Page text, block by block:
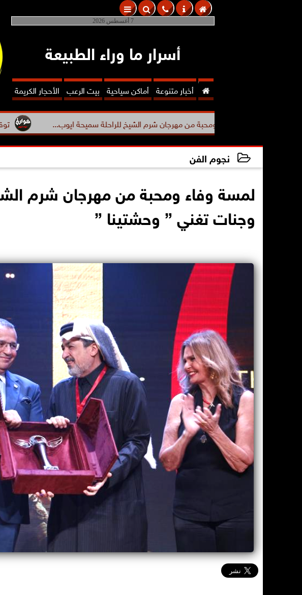
7 أغسطس 2026
أسرار ما وراء الطبيعة
 أخبار متنوعة أماكن سياحية بيت الرعب الأحجار الكريمة
توقيع عقد كتاب لمسة وفاء ومحبة من مهرجان شرم الشيخ للراحلة سميحة ايوب...
نجوم الفن
لمسة وفاء ومحبة من مهرجان شرم
وجنات تغني ” وحشتينا ”